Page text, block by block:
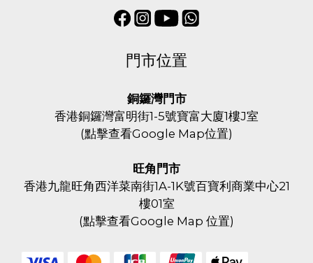
門市位置
銅鑼灣門市
香港銅鑼灣富明街1-5號寶富大廈1樓J室
(點擊查看Google Map位置)
旺角門市
香港九龍旺角西洋菜南街1A-1K號百寶利商業中心21
樓01室
(點擊查看Google Map 位置)